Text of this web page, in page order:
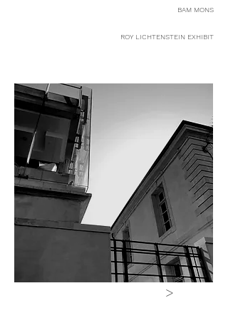
BAM MONS
ROY LICHTENSTEIN EXHIBIT
>